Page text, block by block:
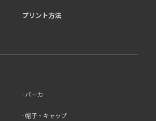
プリント方法
パーカ
帽子・キャップ